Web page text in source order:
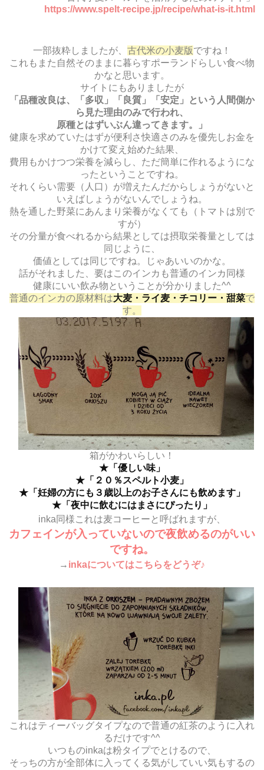
https://www.spelt-recipe.jp/recipe/what-is-it.html
一部抜粋しましたが、 古代米の小麦版ですね！
これもまた自然そのままに暮らすポーランドらしい食べ物
かなと思います。
サイトにもありましたが
「品種改良は、「多収」「良質」「安定」という人間側か
ら見た理由のみで行われ、
原種とはずいぶん違ってきます。」
健康を求めていたはずが便利さ快適さのみを優先しお金を
かけて変え始めた結果、
費用もかけつつ栄養を減らし、ただ簡単に作れるようにな
ったということですね。
それくらい需要（人口）が増えたんだからしょうがないと
いえばしょうがないんでしょうね。
熱を通した野菜にあんまり栄養がなくても（トマトは別で
すが）
その分量が食べれるから結果としては摂取栄養量としては
同じように、
価値としては同じですね。じゃあいいのかな。
話がそれました、要はこのインカも普通のインカ同様
健康にいい飲み物ということが分かりました^^
普通のインカの原材料は大麦・ライ麦・チコリー・甜菜で
す。
箱がかわいらしい！
★「優しい味」
★「２０％スペルト小麦」
★「妊婦の方にも３歳以上のお子さんにも飲めます」
★「夜中に飲むにはまさにぴったり」
inka同様これは麦コーヒーと呼ばれますが、
カフェインが入っていないので夜飲めるのがいい
ですね。
→ inkaについてはこちらをどうぞ♪
これはティーバッグタイプなので普通の紅茶のように入れ
るだけです^^
いつものinkaは粉タイプでとけるので、
そっちの方が全部体に入ってくる気がしていい気もするの